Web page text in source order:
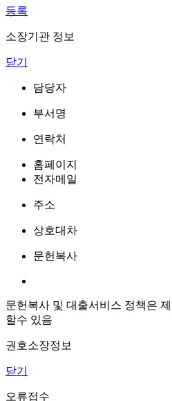
등록
소장기관 정보
닫기
담당자
부서명
연락처
홈페이지
전자메일
주소
상호대차
문헌복사
문헌복사 및 대출서비스 정책은
할수 있음
권호소장정보
닫기
오류접수